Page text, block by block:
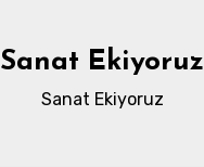
Sanat Ekiyoruz
Sanat Ekiyoruz